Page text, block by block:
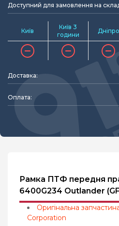
Доступний для замовлення на
Київ
Київ 3
години
Дніпро
Доставка:
Оплата:
Рамка ПТФ передня
6400G234 Outlander
Оригінальна
Corporation